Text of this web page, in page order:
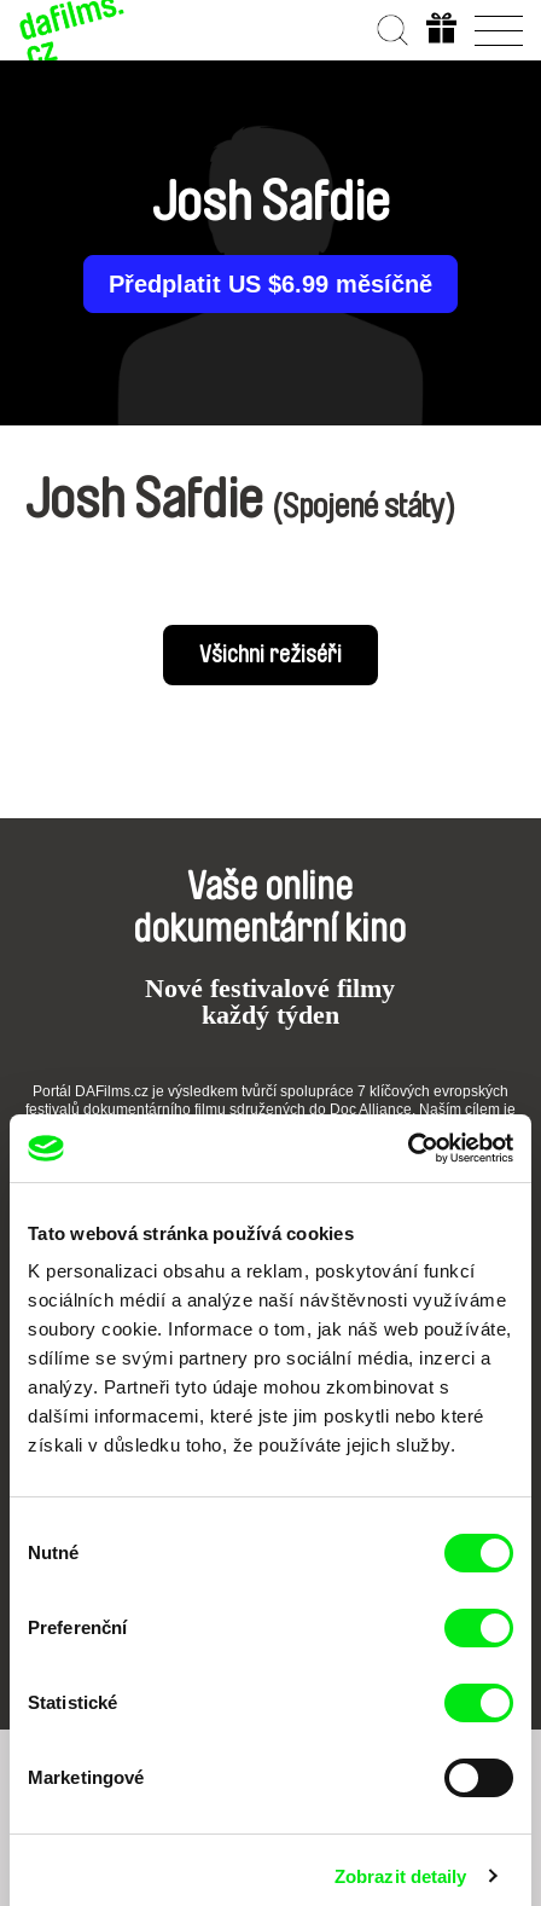
Tato webová stránka používá cookies
K personalizaci obsahu a reklam, poskytování funkcí
sociálních médií a analýze naší návštěvnosti využíváme
soubory cookie. Informace o tom, jak náš web používáte,
sdílíme se svými partnery pro sociální média, inzerci a
analýzy. Partneři tyto údaje mohou zkombinovat s
dalšími informacemi, které jste jim poskytli nebo které
získali v důsledku toho, že používáte jejich služby.
souhlasu
Nutné
Preferenční
Statistické
Marketingové
Zobrazit detaily
Josh Safdie
Předplatit US $6.99 měsíčně
Josh Safdie (Spojené státy)
Všichni režiséři
Vaše online
dokumentární kino
Nové festivalové filmy
každý týden
Portál DAFilms.cz je výsledkem tvůrčí spolupráce 7 klíčových evropských
festivalů dokumentárního filmu sdružených do Doc Alliance. Naším cílem je
Členové Doc Alliance
CPH:DOX Doclisboa
Millennium Docs
Against Gravity
DOK Leipzig
Chcete být pravidelně informováni o našem